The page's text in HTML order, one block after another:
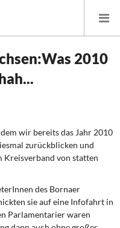
Finanzpolitik
2010
wir bereits das Jahr 2010
zurückblicken und
Kreisverband von statten
des Bornaer
sie auf eine Infofahrt in
Parlamentarier waren